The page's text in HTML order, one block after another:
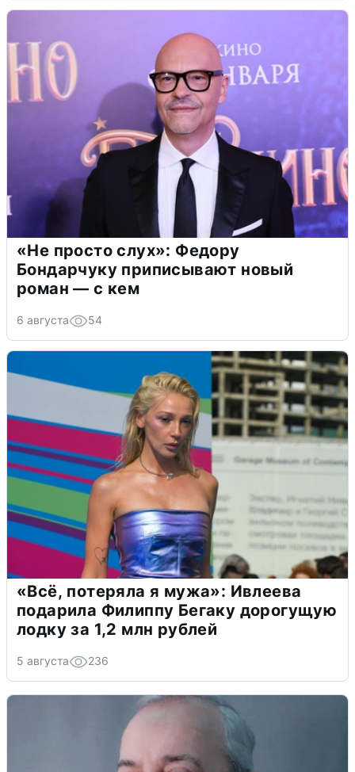
«Не просто слух»: Федору
Бондарчуку приписывают новый
роман — с кем
6 августа 54
«Всё, потеряла я мужа»: Ивлеева
подарила Филиппу Бегаку дорогущую
лодку за 1,2 млн рублей
5 августа 236